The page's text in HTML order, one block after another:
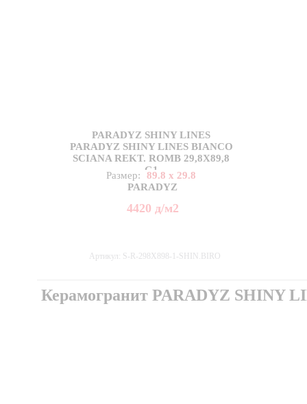
PARADYZ SHINY LINES
PARADYZ SHINY LINES BIANCO
SCIANA REKT. ROMB 29,8X89,8
G1
Размер:
89.8 x 29.8
PARADYZ
4420 д/м2
Артикул: S-R-298X898-1-SHIN.BIRO
Керамогранит PARADYZ SHINY